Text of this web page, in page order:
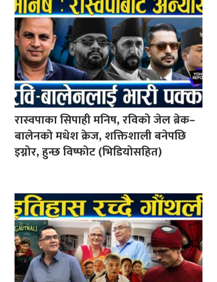
रास्वपाका सिपाही मनिष, रविको जेल ब्रेक–
बालेनको मधेश क्रेज, शक्तिशाली बनेपछि
इग्नोर, हुन्छ विष्फोट (भिडियोसहित)